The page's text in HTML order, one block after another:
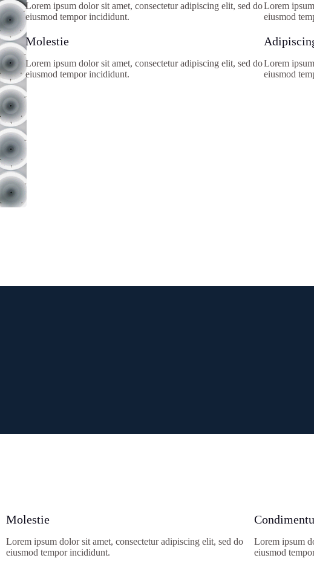
Lorem ipsum dolor sit amet, consectetur adipiscing elit, sed do
eiusmod tempor incididunt.
Molestie
Lorem ipsum dolor sit amet, consectetur adipiscing elit, sed do
eiusmod tempor incididunt.
Lorem
eiusmod
Lorem
eiusmod
Molestie
Lorem ipsum dolor sit amet, consectetur adipiscing elit, sed do
eiusmod tempor incididunt.
Lorem ipsum
eiusmod